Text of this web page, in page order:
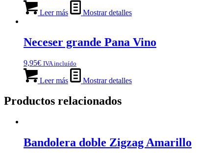
Leer más Mostrar detalles
Neceser grande Pana Vino
9,95€ IVA incluído
Leer más Mostrar detalles
Productos relacionados
Bandolera doble Zigzag Amarillo